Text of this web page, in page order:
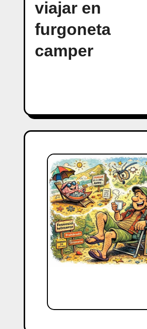
viajar en
furgoneta
camper